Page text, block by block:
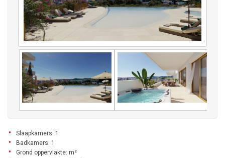
Slaapkamers: 1
Badkamers: 1
Grond oppervlakte: m²